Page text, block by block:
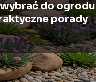
do ogrodu
porady